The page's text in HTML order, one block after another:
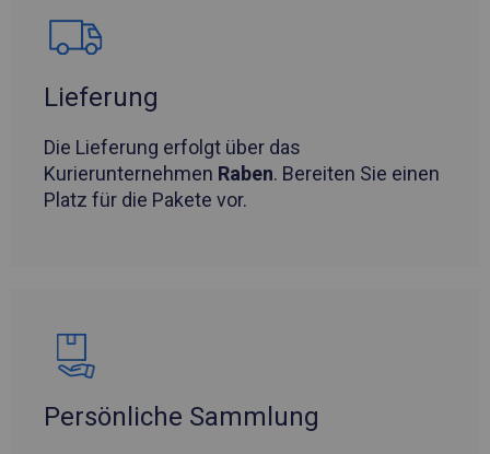
Lieferung
Die Lieferung erfolgt über das
Kurierunternehmen Raben. Bereiten Sie einen
Platz für die Pakete vor.
Persönliche Sammlung